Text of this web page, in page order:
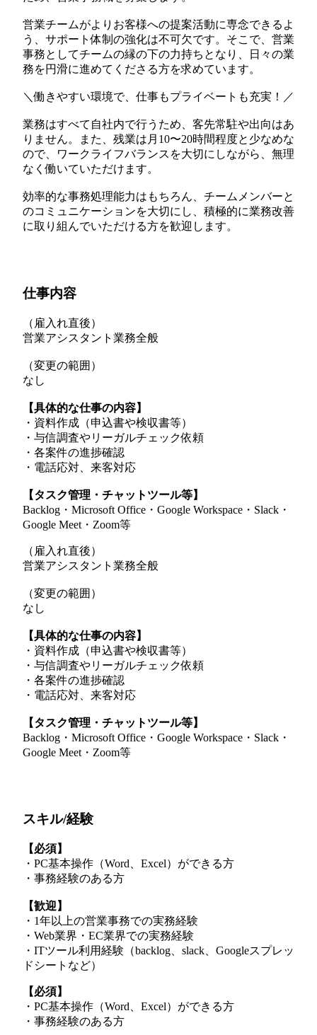
営業チームがよりお客様への提案活動に専念できるよ
う、サポート体制の強化は不可欠です。そこで、営業
事務としてチームの縁の下の力持ちとなり、日々の業
務を円滑に進めてくださる方を求めています。
＼働きやすい環境で、仕事もプライベートも充実！／
業務はすべて自社内で行うため、客先常駐や出向はあ
りません。また、残業は月10〜20時間程度と少なめな
ので、ワークライフバランスを大切にしながら、無理
なく働いていただけます。
効率的な事務処理能力はもちろん、チームメンバーと
のコミュニケーションを大切にし、積極的に業務改善
に取り組んでいただける方を歓迎します。
仕事内容
（雇入れ直後）
営業アシスタント業務全般
（変更の範囲）
なし
【具体的な仕事の内容】
・資料作成（申込書や検収書等）
・与信調査やリーガルチェック依頼
・各案件の進捗確認
・電話応対、来客対応
【タスク管理・チャットツール等】
Backlog・Microsoft Office・Google Workspace・Slack・
Google Meet・Zoom等
（雇入れ直後）
営業アシスタント業務全般
（変更の範囲）
なし
【具体的な仕事の内容】
・資料作成（申込書や検収書等）
・与信調査やリーガルチェック依頼
・各案件の進捗確認
・電話応対、来客対応
【タスク管理・チャットツール等】
Backlog・Microsoft Office・Google Workspace・Slack・
Google Meet・Zoom等
スキル/経験
【必須】
・PC基本操作（Word、Excel）ができる方
・事務経験のある方
【歓迎】
・1年以上の営業事務での実務経験
・Web業界・EC業界での実務経験
・ITツール利用経験（backlog、slack、Googleスプレッ
ドシートなど）
【必須】
・PC基本操作（Word、Excel）ができる方
・事務経験のある方